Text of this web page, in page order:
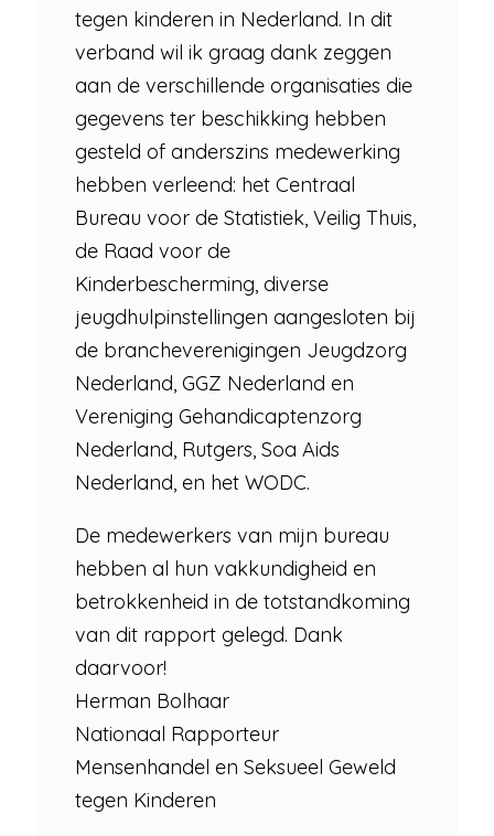
tegen kinderen in Nederland. In dit
verband wil ik graag dank zeggen
aan de verschillende organisaties die
gegevens ter beschikking hebben
gesteld of anderszins medewerking
hebben verleend: het Centraal
Bureau voor de Statistiek, Veilig Thuis,
de Raad voor de
Kinderbescherming, diverse
jeugdhulpinstellingen aangesloten bij
de brancheverenigingen Jeugdzorg
Nederland, GGZ Nederland en
Vereniging Gehandicaptenzorg
Nederland, Rutgers, Soa Aids
Nederland, en het WODC.
De medewerkers van mijn bureau
hebben al hun vakkundigheid en
betrokkenheid in de totstandkoming
van dit rapport gelegd. Dank
daarvoor!
Herman Bolhaar
Nationaal Rapporteur
Mensenhandel en Seksueel Geweld
tegen Kinderen